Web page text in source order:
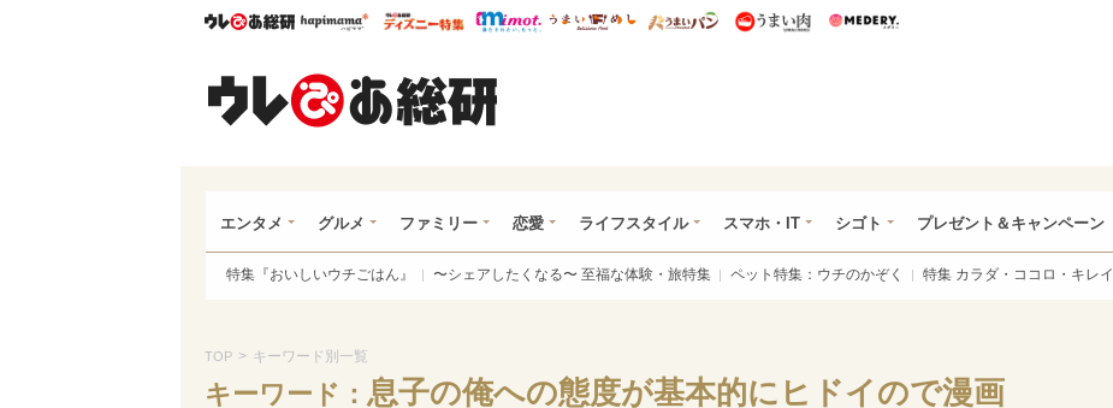
ウレぴあ総研ハピママ* ウレぴあ総研 ディズニー特集
mimot. うまいめし うまいパン うまい肉
エンタメ グルメ ファミリー 恋愛 ライフスタイル スマホ・IT シゴト プレゼント＆キャンペーン
特集『おいしいウチごはん』 〜シェアしたくなる〜 至福な体験・旅特集 ペット特集：ウチのかぞく 特集 カラダ・ココロ・キレイ
TOP > キーワード別一覧
キーワード： 息子の俺への態度が基本的にヒドイので漫画